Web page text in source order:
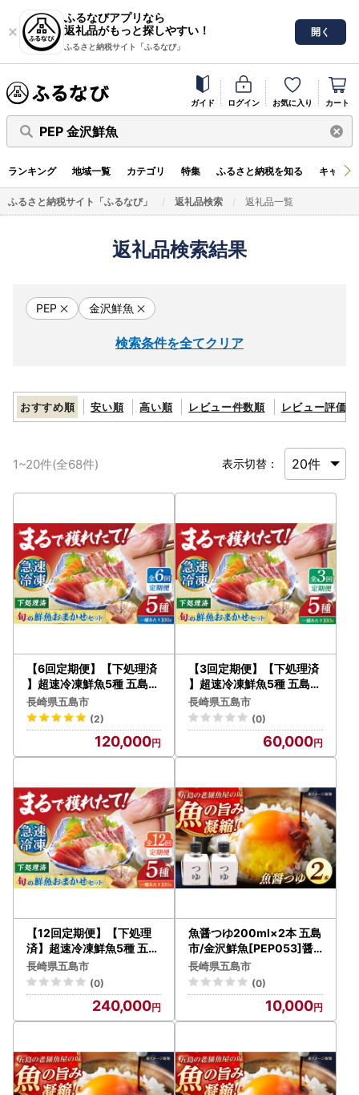
ふるなびアプリなら
返礼品がもっと探しやすい！
ふるさと納税サイト「ふるなび」
開く
ガイド ログイン お気に入り カート
PEP 金沢鮮魚
ランキング 地域一覧 カテゴリ 特集 ふるさと納税を知る キャン
ふるさと納税サイト「ふるなび」 返礼品検索 返礼品一覧
返礼品検索結果
PEP 金沢鮮魚
検索条件を全てクリア
おすすめ順 安い順 高い順 レビュー件数順 レビュー評価順
1~20件(全68件) 表示切替：
【6回定期便】【下処理済
】超速冷凍鮮魚5種 五島市
/ 金沢鮮魚[PEP020]
長崎県五島市
(2)
120,000
【3回定期便】【下処理済
】超速冷凍鮮魚5種 五島市
/ 金沢鮮魚[PEP019]
長崎県五島市
(0)
60,000
【12回定期便】【下処理
済】超速冷凍鮮魚5種 五島
市 / 金沢鮮魚[PEP021]
長崎県五島市
(0)
240,000
魚醤つゆ200ml×2本 五島
市/金沢鮮魚[PEP053]醤
油 調味料 出汁 だし セット
長崎県五島市
(0)
10,000